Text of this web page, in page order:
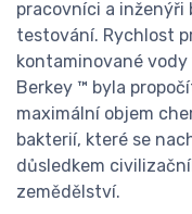
pracovníci a inženýři
testování. Rychlost
kontaminované
Berkey ™ byla
maximální objem
bakterií, které se
důsledkem
zemědělství.